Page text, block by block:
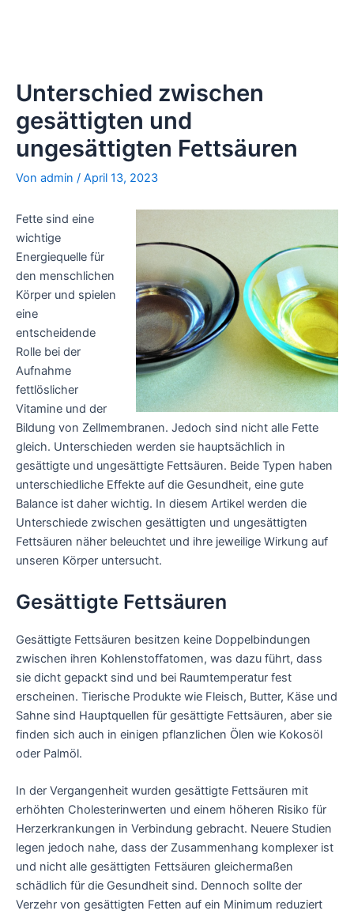
Unterschied zwischen
gesättigten und
ungesättigten Fettsäuren
Von admin / April 13, 2023
Fette sind eine
wichtige
Energiequelle für
den menschlichen
Körper und spielen
eine
entscheidende
Rolle bei der
Aufnahme
fettlöslicher
Vitamine und der
Bildung von Zellmembranen. Jedoch sind nicht alle Fette
gleich. Unterschieden werden sie hauptsächlich in
gesättigte und ungesättigte Fettsäuren. Beide Typen haben
unterschiedliche Effekte auf die Gesundheit, eine gute
Balance ist daher wichtig. In diesem Artikel werden die
Unterschiede zwischen gesättigten und ungesättigten
Fettsäuren näher beleuchtet und ihre jeweilige Wirkung auf
unseren Körper untersucht.
Gesättigte Fettsäuren
Gesättigte Fettsäuren besitzen keine Doppelbindungen
zwischen ihren Kohlenstoffatomen, was dazu führt, dass
sie dicht gepackt sind und bei Raumtemperatur fest
erscheinen. Tierische Produkte wie Fleisch, Butter, Käse und
Sahne sind Hauptquellen für gesättigte Fettsäuren, aber sie
finden sich auch in einigen pflanzlichen Ölen wie Kokosöl
oder Palmöl.
In der Vergangenheit wurden gesättigte Fettsäuren mit
erhöhten Cholesterinwerten und einem höheren Risiko für
Herzerkrankungen in Verbindung gebracht. Neuere Studien
legen jedoch nahe, dass der Zusammenhang komplexer ist
und nicht alle gesättigten Fettsäuren gleichermaßen
schädlich für die Gesundheit sind. Dennoch sollte der
Verzehr von gesättigten Fetten auf ein Minimum reduziert